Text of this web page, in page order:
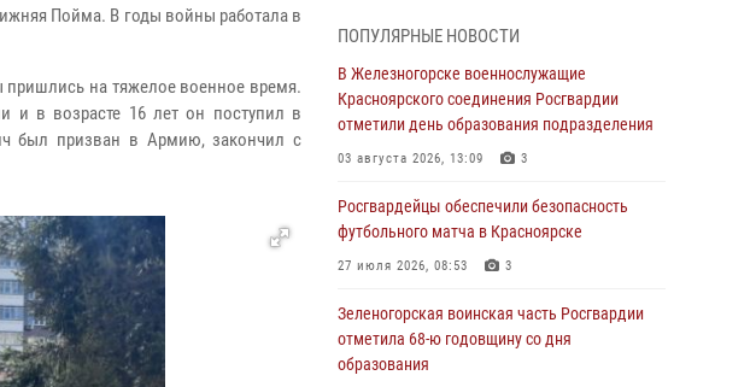
Пойма. В годы войны работала в
на тяжелое военное время.
и в возрасте 16 лет он поступил в
был призван в Армию, закончил с
В Красноярске сотрудники
вневедомственной охраны Росгвардии
задержали подозреваемого в серии краж из
04 августа 2026, 09:57
Сотрудники Росгвардии обеспечили
проведения экстремального заплыва в
04 августа 2026, 08:36
ПОПУЛЯРНЫЕ НОВОСТИ
В Железногорске военнослужащие
Красноярского соединения Росгвардии
отметили день образования подразделения
03 августа 2026, 13:09 3
Росгвардейцы обеспечили безопасность
футбольного матча в Красноярске
27 июля 2026, 08:53 3
Зеленогорская воинская часть Росгвардии
отметила 68-ю годовщину со дня
образования